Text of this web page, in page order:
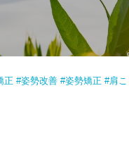
#姿勢改善 #姿勢矯正 #肩